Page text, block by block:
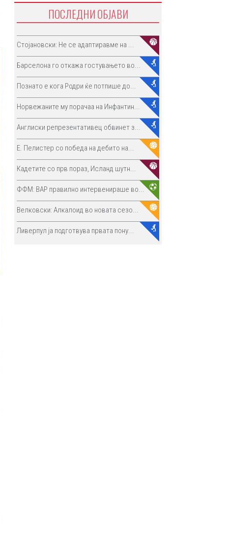
ПОСЛЕДНИ ОБЈАВИ
Стојановски: Не се адаптиравме на ...
Барселона го откажа гостувањето во...
Познато е кога Родри ќе потпише до...
Норвежаните му порачаа на Инфантин...
Англиски репрезентативец обвинет з...
E. Пелистер со победа на дебито на...
Кадетите со прв пораз, Исланд шутн...
ФФМ: ВАР правилно интервенираше во...
Велковски: Алкалоид во новата сезо...
Ливерпул ја подготвува првата пону...